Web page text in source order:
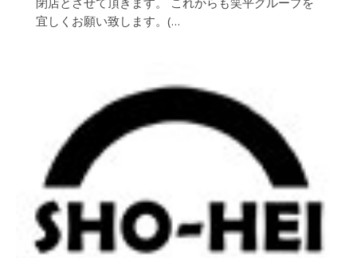
宜しくお願い致します。(…